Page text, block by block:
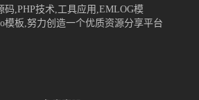
,PHP技术,工具应用,EMLOG模
模板,努力创造一个优质资源分享平台